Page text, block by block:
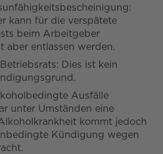
kann für die verspätete
beim Arbeitgeber
aber entlassen werden.
Dies ist kein
Ausfälle
unter Umständen eine
kommt jedoch
Kündigung wegen